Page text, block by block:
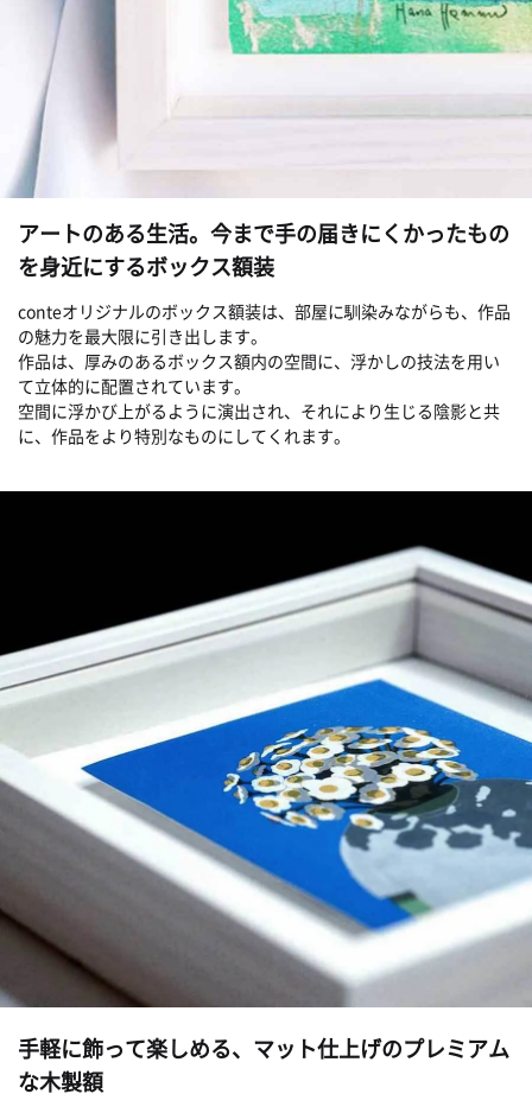
アートのある生活。今まで手の届きにくかったもの
を身近にするボックス額装
conteオリジナルのボックス額装は、部屋に馴染みながらも、作品
の魅力を最大限に引き出します。
作品は、厚みのあるボックス額内の空間に、浮かしの技法を用い
て立体的に配置されています。
空間に浮かび上がるように演出され、それにより生じる陰影と共
に、作品をより特別なものにしてくれます。
手軽に飾って楽しめる、マット仕上げのプレミアム
な木製額